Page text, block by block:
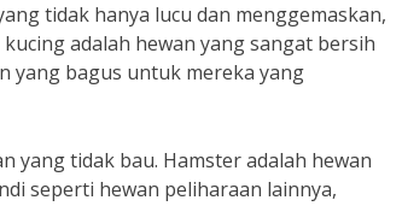
tidak hanya lucu dan menggemaskan,
adalah hewan yang sangat bersih
yang bagus untuk mereka yang
yang tidak bau. Hamster adalah hewan
seperti hewan peliharaan lainnya,